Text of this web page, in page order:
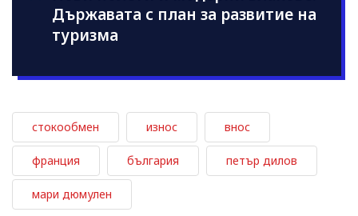
Държавата с план за развитие на
туризма
стокообмен износ внос
франция българия петър дилов
мари дюмулен